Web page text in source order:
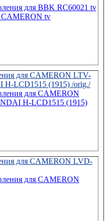
для CAMERON LTV-
H-LCD1515 (1915) /orig./
для CAMERON LVD-